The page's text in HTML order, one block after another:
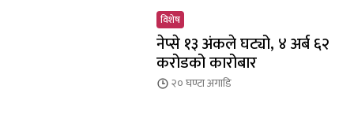
विशेष
नेप्से १३ अंकले घट्यो, ४ अर्ब ६२
करोडको कारोबार
२० घण्टाअगाडि